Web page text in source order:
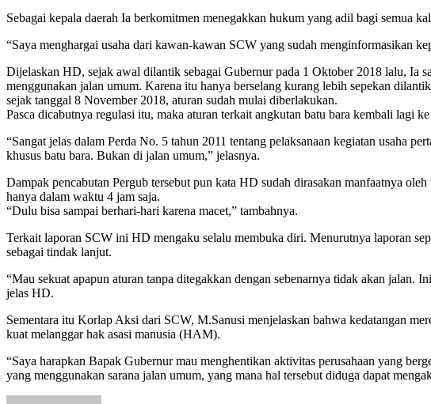
Sebagai kepala daerah Ia berkomitmen menegakkan hukum yang adil bagi semua
“Saya menghargai usaha dari kawan-kawan SCW yang sudah menginformasikan
Dijelaskan HD, sejak awal dilantik sebagai Gubernur pada 1 Oktober 2018 lalu, Ia
menggunakan jalan umum. Karena itu hanya berselang kurang lebih sepekan
sejak tanggal 8 November 2018, aturan sudah mulai diberlakukan.
Pasca dicabutnya regulasi itu, maka aturan terkait angkutan batu bara kembali lagi
“Sangat jelas dalam Perda No. 5 tahun 2011 tentang pelaksanaan kegiatan usaha
khusus batu bara. Bukan di jalan umum,” jelasnya.
Dampak pencabutan Pergub tersebut pun kata HD sudah dirasakan manfaatnya
hanya dalam waktu 4 jam saja.
“Dulu bisa sampai berhari-hari karena macet,” tambahnya.
Terkait laporan SCW ini HD mengaku selalu membuka diri. Menurutnya laporan
sebagai tindak lanjut.
“Mau sekuat apapun aturan tanpa ditegakkan dengan sebenarnya tidak akan
jelas HD.
Sementara itu Korlap Aksi dari SCW, M.Sanusi menjelaskan bahwa kedatangan
kuat melanggar hak asasi manusia (HAM).
“Saya harapkan Bapak Gubernur mau menghentikan aktivitas perusahaan yang
yang menggunakan sarana jalan umum, yang mana hal tersebut diduga dapat